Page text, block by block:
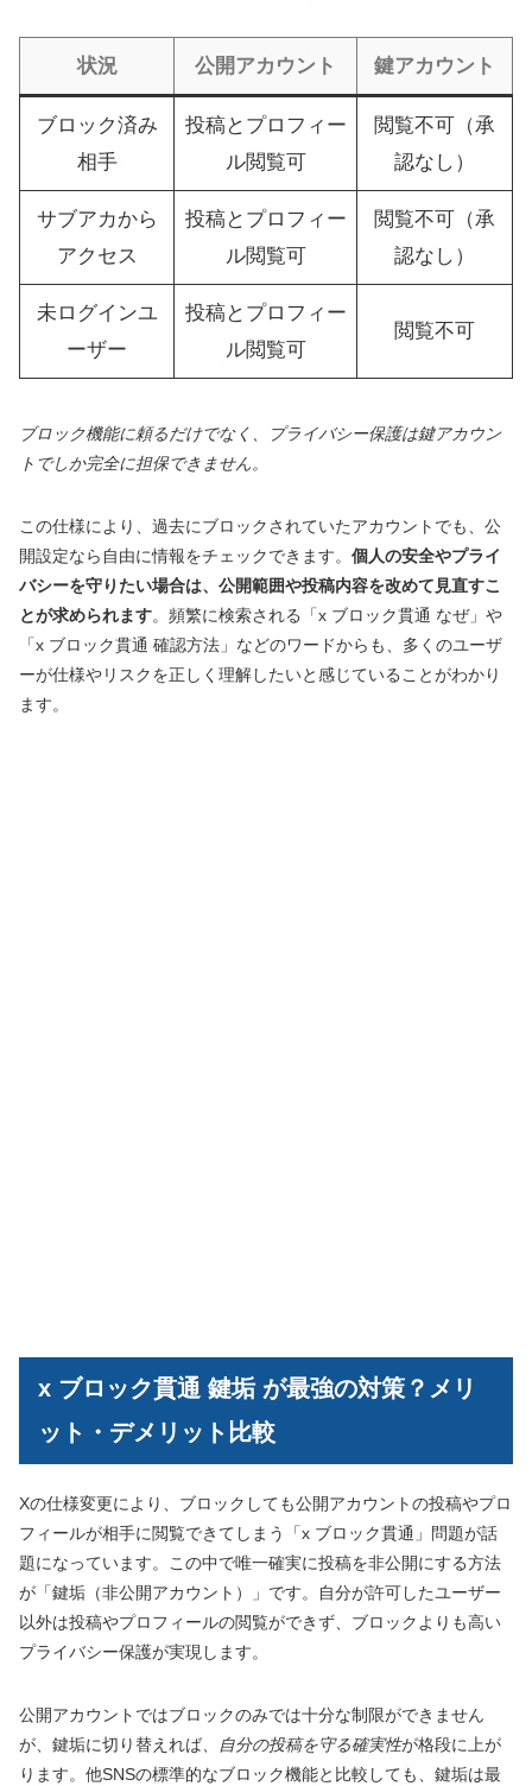
状況 公開アカウント 鍵アカウント
ブロック済み
相手
投稿とプロフィー
ル閲覧可
閲覧不可（承
認なし）
サブアカから
アクセス
投稿とプロフィー
ル閲覧可
閲覧不可（承
認なし）
未ログインユ
ーザー
投稿とプロフィー
ル閲覧可
閲覧不可
ブロック機能に頼るだけでなく、プライバシー保護は鍵アカウン
トでしか完全に担保できません。
この仕様により、過去にブロックされていたアカウントでも、公
開設定なら自由に情報をチェックできます。 個人の安全やプライ
バシーを守りたい場合は、公開範囲や投稿内容を改めて見直すこ
とが求められます。頻繁に検索される「x ブロック貫通 なぜ」や
「x ブロック貫通 確認方法」などのワードからも、多くのユーザ
ーが仕様やリスクを正しく理解したいと感じていることがわかり
ます。
x ブロック貫通 鍵垢 が最強の対策？メリ
ット・デメリット比較
Xの仕様変更により、ブロックしても公開アカウントの投稿やプロ
フィールが相手に閲覧できてしまう「x ブロック貫通」問題が話
題になっています。この中で唯一確実に投稿を非公開にする方法
が「鍵垢（非公開アカウント）」です。自分が許可したユーザー
以外は投稿やプロフィールの閲覧ができず、ブロックよりも高い
プライバシー保護が実現します。
公開アカウントではブロックのみでは十分な制限ができません
が、鍵垢に切り替えれば、
自分の投稿を守る確実性が格段に上が
ります。他SNSの標準的なブロック機能と比較しても、鍵垢は最